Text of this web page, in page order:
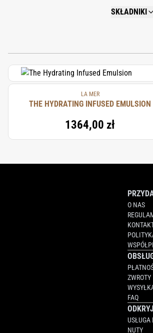
SKŁADNIKI
ANNUUS
(SESAME)
SALICORNIA
GLUCOSE
LA MER
THE HYDRATING INFUSED EMULSION
1364,00 zł
O NAS
ZWROTY
FAQ
ODKRYJ
USŁUGA
NUTY